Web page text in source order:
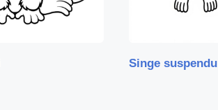
Singe suspendu